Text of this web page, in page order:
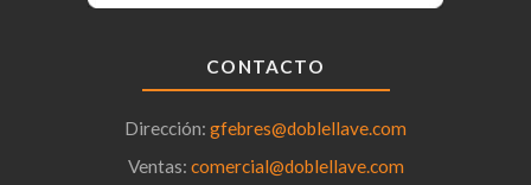
CONTACTO
Dirección: gfebres@doblellave.com
Ventas: comercial@doblellave.com